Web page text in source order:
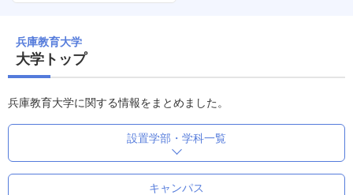
兵庫教育大学
大学トップ
兵庫教育大学に関する情報をまとめました。
設置学部・学科一覧
キャンパス